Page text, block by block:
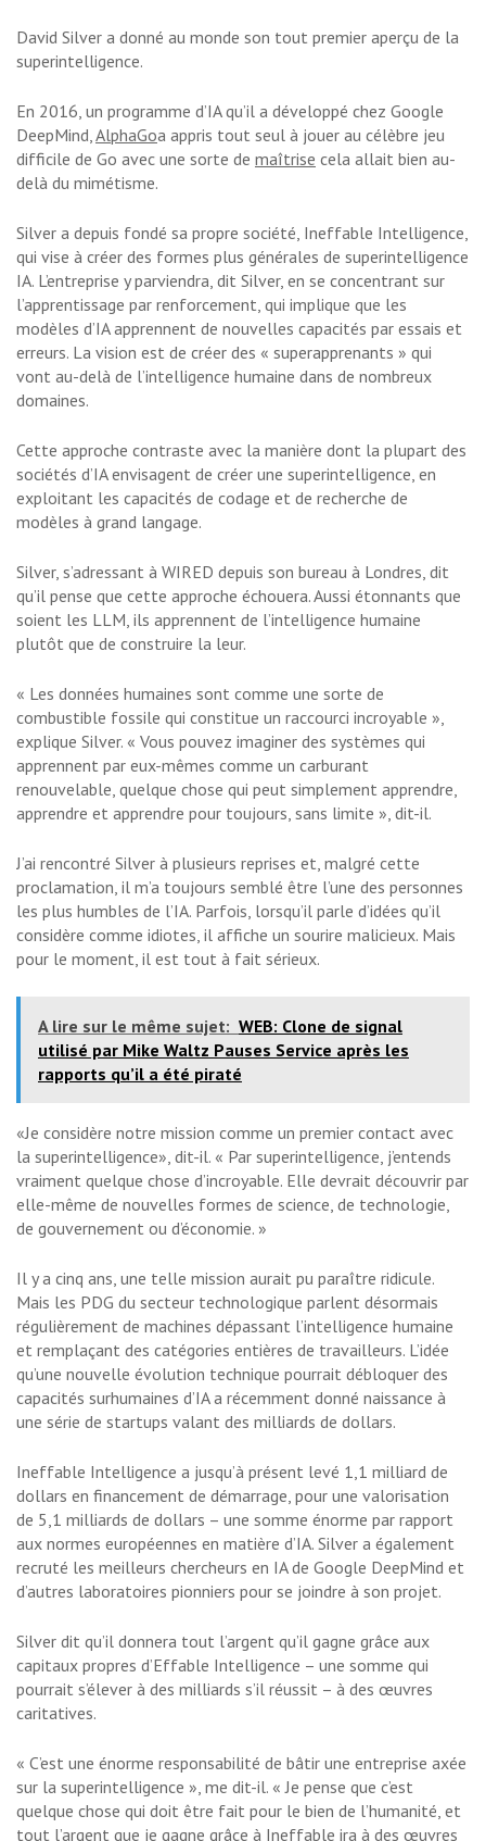
David Silver a donné au monde son tout premier aperçu de la
superintelligence.
En 2016, un programme d’IA qu’il a développé chez Google
DeepMind,AlphaGoa appris tout seul à jouer au célèbre jeu
difficile de Go avec une sorte de maîtrise cela allait bien au-
delà du mimétisme.
Silver a depuis fondé sa propre société, Ineffable Intelligence,
qui vise à créer des formes plus générales de superintelligence
IA. L’entreprise y parviendra, dit Silver, en se concentrant sur
l’apprentissage par renforcement, qui implique que les
modèles d’IA apprennent de nouvelles capacités par essais et
erreurs. La vision est de créer des « superapprenants » qui
vont au-delà de l’intelligence humaine dans de nombreux
domaines.
Cette approche contraste avec la manière dont la plupart des
sociétés d’IA envisagent de créer une superintelligence, en
exploitant les capacités de codage et de recherche de
modèles à grand langage.
Silver, s’adressant à WIRED depuis son bureau à Londres, dit
qu’il pense que cette approche échouera. Aussi étonnants que
soient les LLM, ils apprennent de l’intelligence humaine
plutôt que de construire la leur.
« Les données humaines sont comme une sorte de
combustible fossile qui constitue un raccourci incroyable »,
explique Silver. « Vous pouvez imaginer des systèmes qui
apprennent par eux-mêmes comme un carburant
renouvelable, quelque chose qui peut simplement apprendre,
apprendre et apprendre pour toujours, sans limite », dit-il.
J’ai rencontré Silver à plusieurs reprises et, malgré cette
proclamation, il m’a toujours semblé être l’une des personnes
les plus humbles de l’IA. Parfois, lorsqu’il parle d’idées qu’il
considère comme idiotes, il affiche un sourire malicieux. Mais
pour le moment, il est tout à fait sérieux.
A lire sur le même sujet: WEB: Clone de signal
utilisé par Mike Waltz Pauses Service après les
rapports qu’il a été piraté
«Je considère notre mission comme un premier contact avec
la superintelligence», dit-il. « Par superintelligence, j’entends
vraiment quelque chose d’incroyable. Elle devrait découvrir par
elle-même de nouvelles formes de science, de technologie,
de gouvernement ou d’économie. »
Il y a cinq ans, une telle mission aurait pu paraître ridicule.
Mais les PDG du secteur technologique parlent désormais
régulièrement de machines dépassant l’intelligence humaine
et remplaçant des catégories entières de travailleurs. L’idée
qu’une nouvelle évolution technique pourrait débloquer des
capacités surhumaines d’IA a récemment donné naissance à
une série de startups valant des milliards de dollars.
Ineffable Intelligence a jusqu’à présent levé 1,1 milliard de
dollars en financement de démarrage, pour une valorisation
de 5,1 milliards de dollars – une somme énorme par rapport
aux normes européennes en matière d’IA. Silver a également
recruté les meilleurs chercheurs en IA de Google DeepMind et
d’autres laboratoires pionniers pour se joindre à son projet.
Silver dit qu’il donnera tout l’argent qu’il gagne grâce aux
capitaux propres d’Effable Intelligence – une somme qui
pourrait s’élever à des milliards s’il réussit – à des œuvres
caritatives.
« C’est une énorme responsabilité de bâtir une entreprise axée
sur la superintelligence », me dit-il. « Je pense que c’est
quelque chose qui doit être fait pour le bien de l’humanité, et
tout l’argent que je gagne grâce à Ineffable ira à des œuvres